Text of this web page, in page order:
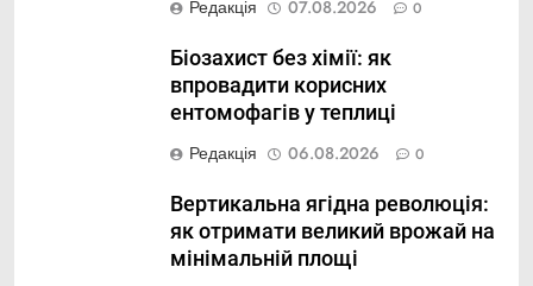
Редакція
07.08.2026 0
Біозахист без хімії: як
впровадити корисних
ентомофагів у теплиці
Редакція
06.08.2026 0
Вертикальна ягідна революція:
як отримати великий врожай на
мінімальній площі